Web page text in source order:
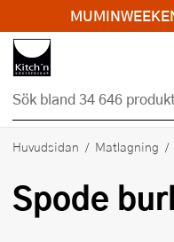
Hopp till huvudinnehållet
Huvudsidan Matlagning
Spode